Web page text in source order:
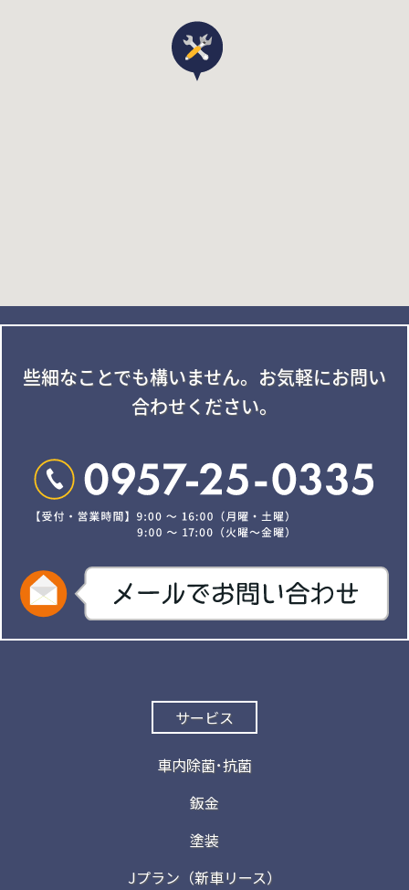
些細なことでも構いません。 お気軽にお問い
合わせください。
サービス
車内除菌･抗菌
鈑金
塗装
Jプラン（新車リース）